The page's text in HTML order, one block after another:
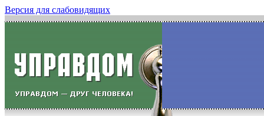
Версия для слабовидящих